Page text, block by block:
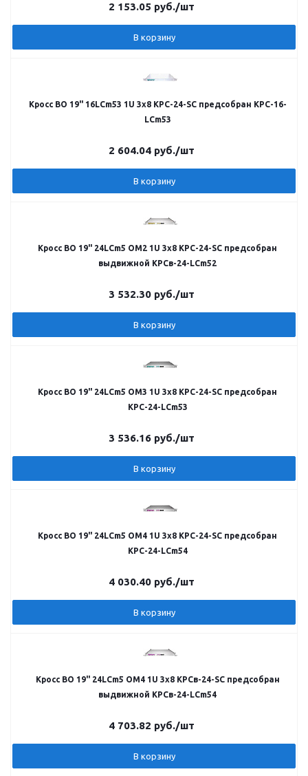
2 153.05 руб./шт
В корзину
Кросс ВО 19" 16LCm53 1U 3х8 КРС-24-SC предсобран КРС-16-
LCm53
2 604.04 руб./шт
В корзину
Кросс ВО 19" 24LCm5 OM2 1U 3х8 КРС-24-SC предсобран
выдвижной КРСв-24-LCm52
3 532.30 руб./шт
В корзину
Кросс ВО 19" 24LCm5 OM3 1U 3х8 КРС-24-SC предсобран
КРС-24-LCm53
3 536.16 руб./шт
В корзину
Кросс ВО 19" 24LCm5 OM4 1U 3х8 КРС-24-SC предсобран
КРС-24-LCm54
4 030.40 руб./шт
В корзину
Кросс ВО 19" 24LCm5 OM4 1U 3х8 КРСв-24-SC предсобран
выдвижной КРСв-24-LCm54
4 703.82 руб./шт
В корзину